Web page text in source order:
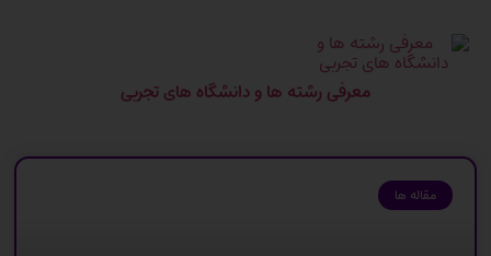
معرفی رشته ها و دانشگاه های تجربی
مقاله ها